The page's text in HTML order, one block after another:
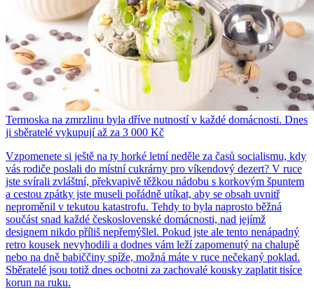
Termoska na zmrzlinu byla dříve nutností v každé domácnosti. Dnes
ji sběratelé vykupují až za 3 000 Kč
Vzpomenete si ještě na ty horké letní neděle za časů socialismu, kdy
vás rodiče poslali do místní cukrárny pro víkendový dezert? V ruce
jste svírali zvláštní, překvapivě těžkou nádobu s korkovým špuntem
a cestou zpátky jste museli pořádně utíkat, aby se obsah uvnitř
neproměnil v tekutou katastrofu. Tehdy to byla naprosto běžná
součást snad každé československé domácnosti, nad jejímž
designem nikdo příliš nepřemýšlel. Pokud jste ale tento nenápadný
retro kousek nevyhodili a dodnes vám leží zapomenutý na chalupě
nebo na dně babiččiny spíže, možná máte v ruce nečekaný poklad.
Sběratelé jsou totiž dnes ochotni za zachovalé kousky zaplatit tisíce
korun na ruku.